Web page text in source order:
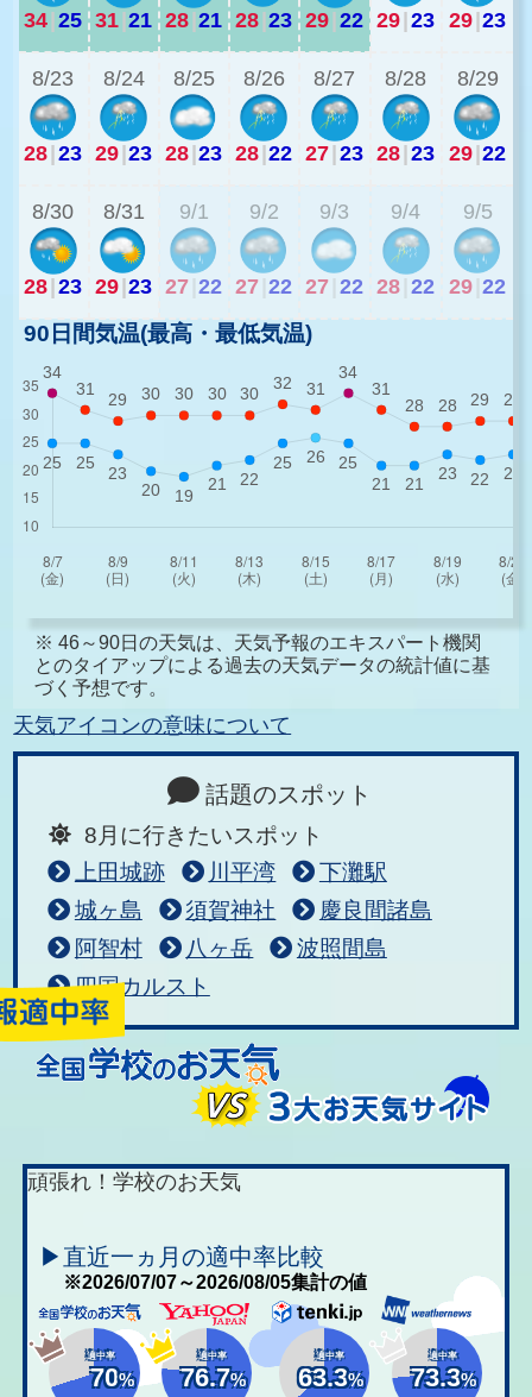
34|25 31|21 28|21 28|23 29|22 29|23 29|23
8/23
28|23
8/24
29|23
8/25
28|23
8/26
28|22
8/27
27|23
8/28
28|23
8/29
29|22
8/30
28|23
8/31
29|23
9/1
27 22
9/2
27 22
9/3
27 22
9/4
28 22
9/5
29 22
90日間気温(最高・最低気温)
※ 46～90日の天気は、天気予報のエキスパート機関
とのタイアップによる過去の天気データの統計値に基
づく予想です。
天気アイコンの意味について
話題のスポット
8月に行きたいスポット
上田城跡
川平湾
下灘駅
城ヶ島
須賀神社
慶良間諸島
阿智村
八ヶ岳
波照間島
四国カルスト
頑張れ！学校のお天気
▶直近一ヵ月の適中率比較
※2026/07/07～2026/08/05集計の値
適中率
70%
適中率
76.7%
適中率
63.3%
適中率
73.3%